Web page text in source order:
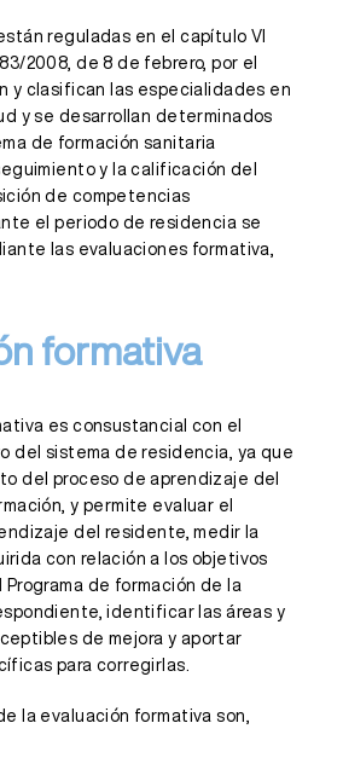
reguladas en el capítulo VI
2008, de 8 de febrero, por el
y clasifican las especialidades en
y se desarrollan determinados
de formación sanitaria
y la calificación del
de competencias
el periodo de residencia se
las evaluaciones formativa,
formativa
es consustancial con el
del sistema de residencia, ya que
del proceso de aprendizaje del
y permite evaluar el
del residente, medir la
con relación a los objetivos
de formación de la
identificar las áreas y
de mejora y aportar
para corregirlas.
la evaluación formativa son,